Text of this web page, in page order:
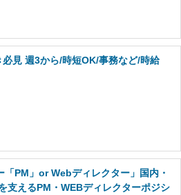
見 週3から/時短OK/事務など/時給
「PM」or Webディレクター」国内・
支えるPM・WEBディレクターポジシ